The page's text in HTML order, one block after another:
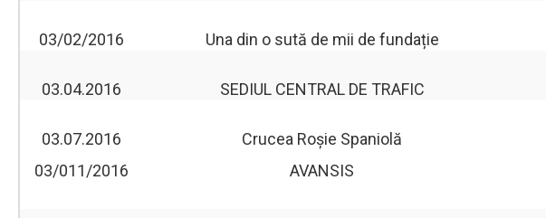
03/02/2016 Una din o sută de mii de fundație
03.04.2016 SEDIUL CENTRAL DE TRAFIC
03.07.2016 Crucea Roșie Spaniolă
03/011/2016
AVANSIS